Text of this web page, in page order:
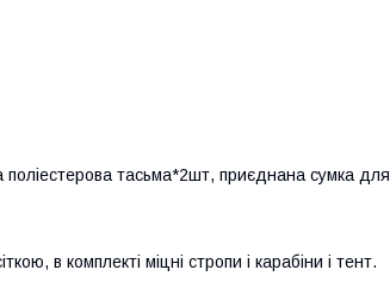
тасьма*2шт, приєднана сумка для
в комплекті міцні стропи і карабіни і тент.